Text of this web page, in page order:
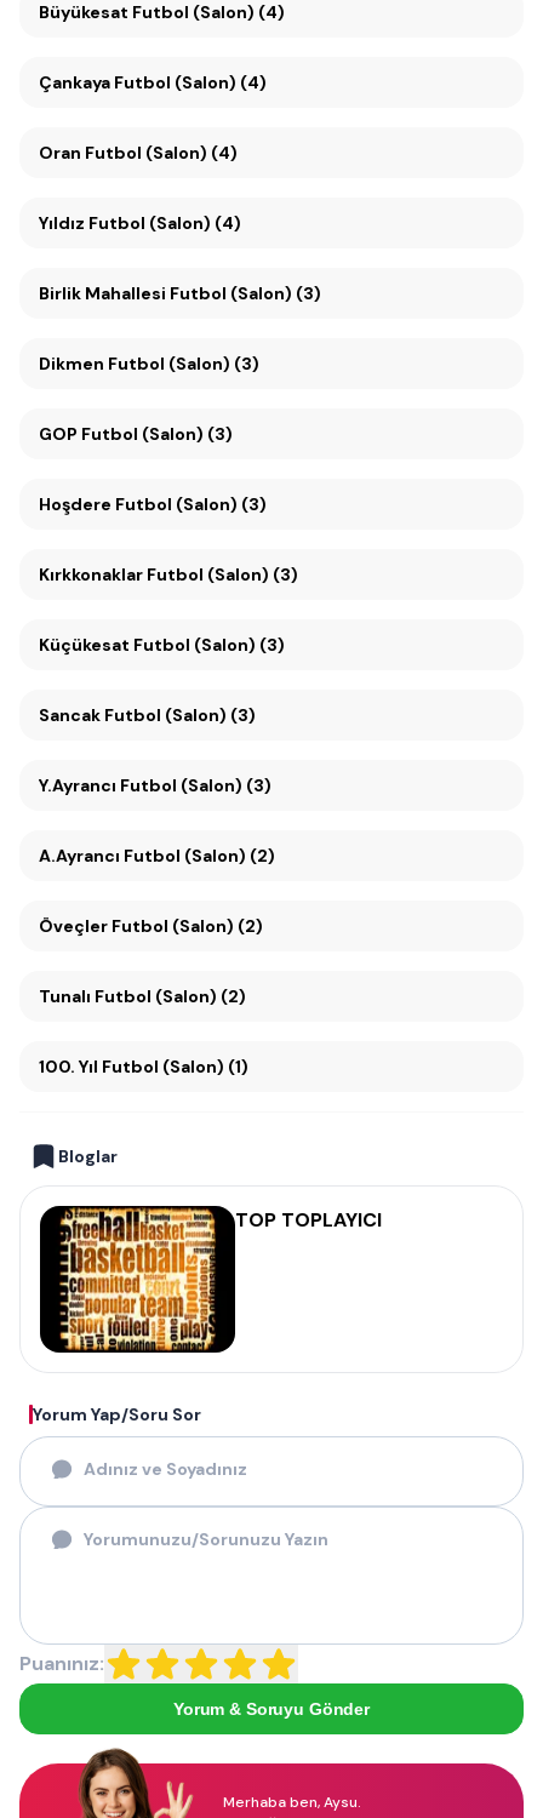
Büyükesat Futbol (Salon) (4)
Çankaya Futbol (Salon) (4)
Oran Futbol (Salon) (4)
Yıldız Futbol (Salon) (4)
Birlik Mahallesi Futbol (Salon) (3)
Dikmen Futbol (Salon) (3)
GOP Futbol (Salon) (3)
Hoşdere Futbol (Salon) (3)
Kırkkonaklar Futbol (Salon) (3)
Küçükesat Futbol (Salon) (3)
Sancak Futbol (Salon) (3)
Y.Ayrancı Futbol (Salon) (3)
A.Ayrancı Futbol (Salon) (2)
Öveçler Futbol (Salon) (2)
Tunalı Futbol (Salon) (2)
100. Yıl Futbol (Salon) (1)
Bloglar
TOP TOPLAYICI
Yorum Yap/Soru Sor
Puanınız:
Yorum & Soruyu Gönder
Merhaba ben, Aysu.